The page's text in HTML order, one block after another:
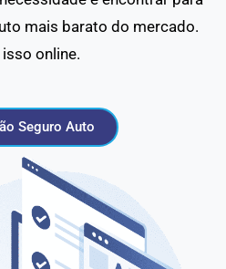
mais barato do mercado.
online.
Seguro Auto